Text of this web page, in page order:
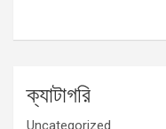
ক্যাটাগরি
Uncategorized